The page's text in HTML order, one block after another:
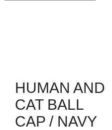
HUMAN AND
CAT BALL
CAP / NAVY